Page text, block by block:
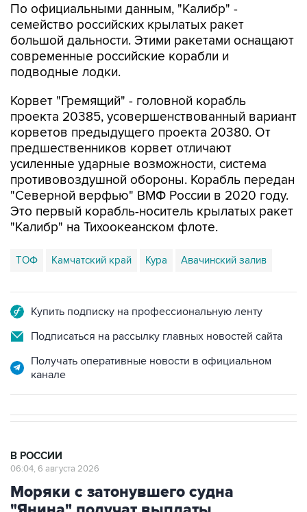
По официальными данным, "Калибр" -
семейство российских крылатых ракет
большой дальности. Этими ракетами оснащают
современные российские корабли и
подводные лодки.
Корвет "Гремящий" - головной корабль
проекта 20385, усовершенствованный вариант
корветов предыдущего проекта 20380. От
предшественников корвет отличают
усиленные ударные возможности, система
противовоздушной обороны. Корабль передан
"Северной верфью" ВМФ России в 2020 году.
Это первый корабль-носитель крылатых ракет
"Калибр" на Тихоокеанском флоте.
ТОФ Камчатский край Кура Авачинский залив
Купить подписку на профессиональную ленту
Подписаться на рассылку главных новостей сайта
Получать оперативные новости в официальном
канале
В РОССИИ
06:04, 6 августа 2026
Моряки с затонувшего судна